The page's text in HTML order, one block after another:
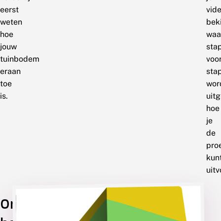
eerst
weten
hoe
jouw
tuinbodem
eraan
toe
is.
hoe
je
de
Onder
De
tuinbodemcheck